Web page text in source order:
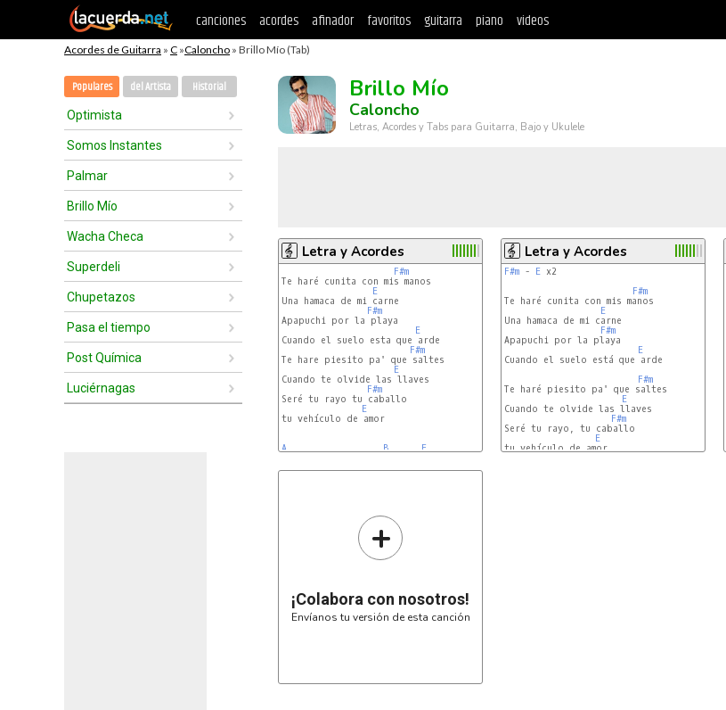
canciones acordes afinador favoritos guitarra piano videos
Acordes de Guitarra » C »Caloncho » Brillo Mío (Tab)
Populares del Artista Historial
Optimista
Somos Instantes
Palmar
Brillo Mío
Wacha Checa
Superdeli
Chupetazos
Pasa el tiempo
Post Química
Luciérnagas
Brillo Mío
Caloncho
Letras, Acordes y Tabs para Guitarra, Bajo y Ukulele
Letra y Acordes
F#m
Te haré cunita con mis manos
E
Una hamaca de mi carne
F#m
Apapuchi por la playa
E
Cuando el suelo esta que arde
F#m
Te hare piesito pa' que saltes
E
Cuando te olvide las llaves
F#m
Seré tu rayo tu caballo
E
tu vehículo de amor
A B
E
Letra y Acordes
F#m - E x2
F#m
Te haré cunita con mis manos
E
Una hamaca de mi carne
F#m
Apapuchi por la playa
E
Cuando el suelo está que arde
F#m
Te haré piesito pa' que saltes
E
Cuando te olvide las llaves
F#m
Seré tu rayo, tu caballo
E
tu vehículo de amor
+
¡Colabora con nosotros!
Envíanos tu versión de esta canción